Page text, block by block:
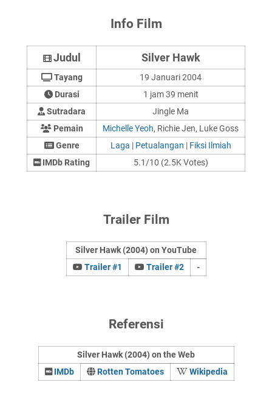
Info Film
Judul Silver Hawk
Tayang
19 Januari 2004
Durasi
1 jam 39 menit
Sutradara
Jingle Ma
Pemain
Michelle Yeoh, Richie Jen, Luke Goss
Genre
Laga | Petualangan | Fiksi Ilmiah
IMDb Rating
5.1/10 (2.5K Votes)
Trailer Film
Silver Hawk (2004) on YouTube
Trailer #1
Trailer #2 -
Referensi
Silver Hawk (2004) on the Web
IMDb
Rotten Tomatoes Wikipedia